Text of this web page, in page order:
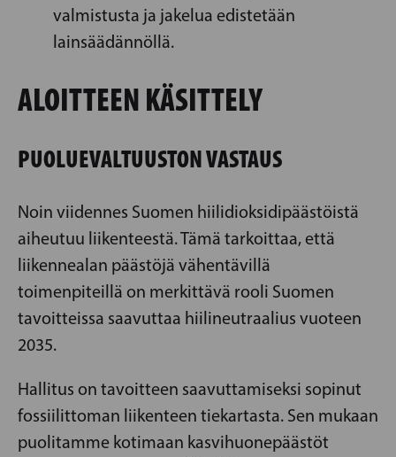
valmistusta ja jakelua edistetään
lainsäädännöllä.
ALOITTEEN KÄSITTELY
PUOLUEVALTUUSTON VASTAUS
Noin viidennes Suomen hiilidioksidipäästöistä
aiheutuu liikenteestä. Tämä tarkoittaa, että
liikennealan päästöjä vähentävillä
toimenpiteillä on merkittävä rooli Suomen
tavoitteissa saavuttaa hiilineutraalius vuoteen
2035.
Hallitus on tavoitteen saavuttamiseksi sopinut
fossiilittoman liikenteen tiekartasta. Sen mukaan
puolitamme kotimaan kasvihuonepäästöt